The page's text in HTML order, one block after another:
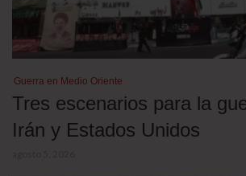
Guerra en Medio Oriente
Tres escenarios para la
Irán y Estados Unidos